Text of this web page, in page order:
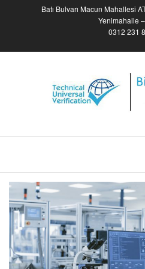
content
Batı Bulvarı Macun Mahallesi
Yenimahalle
0312 231